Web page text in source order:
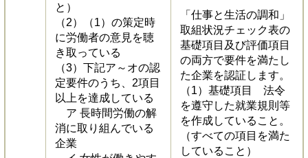
と）
（2）（1）の策定時
に労働者の意見を聴
き取っている
（3）下記ア～オの認
定要件のうち、2項目
以上を達成している
ア 長時間労働の解
消に取り組んでいる
企業
「仕事と生活の調和」
取組状況チェック表の
基礎項目及び評価項目
の両方で要件を満たし
た企業を認証します。
（1）基礎項目 法令
を遵守した就業規則等
を作成していること。
（すべての項目を満た
していること）